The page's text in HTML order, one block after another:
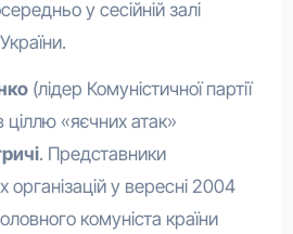
у сесійній залі
(лідер Комуністичної партії
ціллю «яєчних атак»
. Представники
організацій у вересні 2004
комуніста країни